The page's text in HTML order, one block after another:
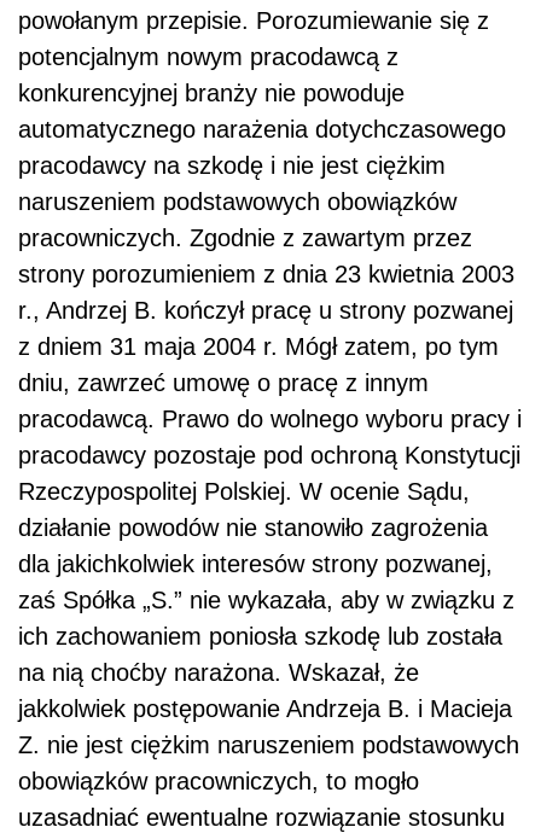
powołanym przepisie. Porozumiewanie się z
potencjalnym nowym pracodawcą z
konkurencyjnej branży nie powoduje
automatycznego narażenia dotychczasowego
pracodawcy na szkodę i nie jest ciężkim
naruszeniem podstawowych obowiązków
pracowniczych. Zgodnie z zawartym przez
strony porozumieniem z dnia 23 kwietnia 2003
r., Andrzej B. kończył pracę u strony pozwanej
z dniem 31 maja 2004 r. Mógł zatem, po tym
dniu, zawrzeć umowę o pracę z innym
pracodawcą. Prawo do wolnego wyboru pracy i
pracodawcy pozostaje pod ochroną Konstytucji
Rzeczypospolitej Polskiej. W ocenie Sądu,
działanie powodów nie stanowiło zagrożenia
dla jakichkolwiek interesów strony pozwanej,
zaś Spółka „S.” nie wykazała, aby w związku z
ich zachowaniem poniosła szkodę lub została
na nią choćby narażona. Wskazał, że
jakkolwiek postępowanie Andrzeja B. i Macieja
Z. nie jest ciężkim naruszeniem podstawowych
obowiązków pracowniczych, to mogło
uzasadniać ewentualne rozwiązanie stosunku